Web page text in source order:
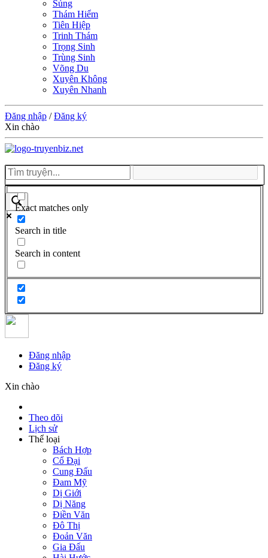
Sủng
Thám Hiểm
Tiên Hiệp
Trinh Thám
Trọng Sinh
Trùng Sinh
Võng Du
Xuyên Không
Xuyên Nhanh
Đăng nhập /Đăng ký
Xin chào
Exact matches only
Search in title
Search in content
Đăng nhập
Đăng ký
Xin chào
Theo dõi
Lịch sử
Thể loại
Bách Hợp
Cổ Đại
Cung Đấu
Đam Mỹ
Dị Giới
Dị Năng
Điền Văn
Đô Thị
Đoản Văn
Gia Đấu